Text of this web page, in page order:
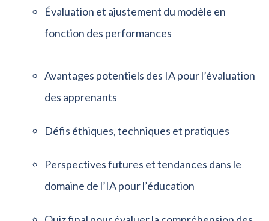
Évaluation et ajustement du modèle en
fonction des performances
Avantages potentiels des IA pour l’évaluation
des apprenants
Défis éthiques, techniques et pratiques
Perspectives futures et tendances dans le
domaine de l’IA pour l’éducation